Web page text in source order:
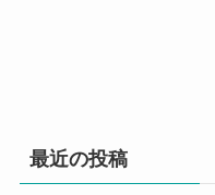
最近の投稿